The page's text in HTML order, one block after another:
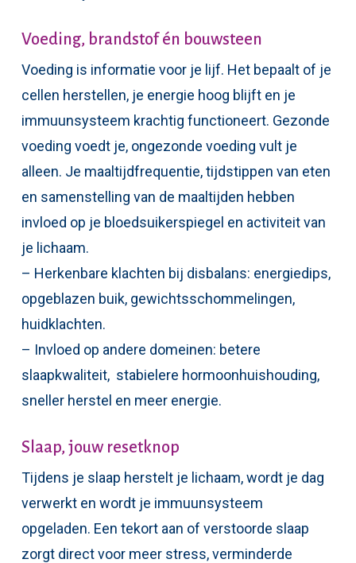
Voeding, brandstof én bouwsteen
Voeding is informatie voor je lijf. Het bepaalt of je
cellen herstellen, je energie hoog blijft en je
immuunsysteem krachtig functioneert. Gezonde
voeding voedt je, ongezonde voeding vult je
alleen. Je maaltijdfrequentie, tijdstippen van eten
en samenstelling van de maaltijden hebben
invloed op je bloedsuikerspiegel en activiteit van
je lichaam.
– Herkenbare klachten bij disbalans: energiedips,
opgeblazen buik, gewichtsschommelingen,
huidklachten.
– Invloed op andere domeinen: betere
slaapkwaliteit, stabielere hormoonhuishouding,
sneller herstel en meer energie.
Slaap, jouw resetknop
Tijdens je slaap herstelt je lichaam, wordt je dag
verwerkt en wordt je immuunsysteem
opgeladen. Een tekort aan of verstoorde slaap
zorgt direct voor meer stress, verminderde